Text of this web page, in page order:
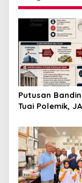
Putusan
Tuai Polemik,
Bakrie Group